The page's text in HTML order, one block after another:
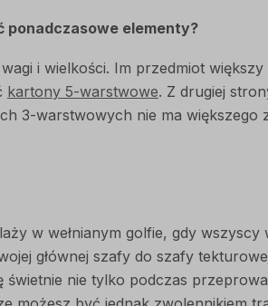
elementy?
i wielkości. Im przedmiot
kartony 5-warstwowe. Z drugiej
3-warstwowych nie ma większego
w wełnianym golfie, gdy
głównej szafy do szafy
nie tylko podczas